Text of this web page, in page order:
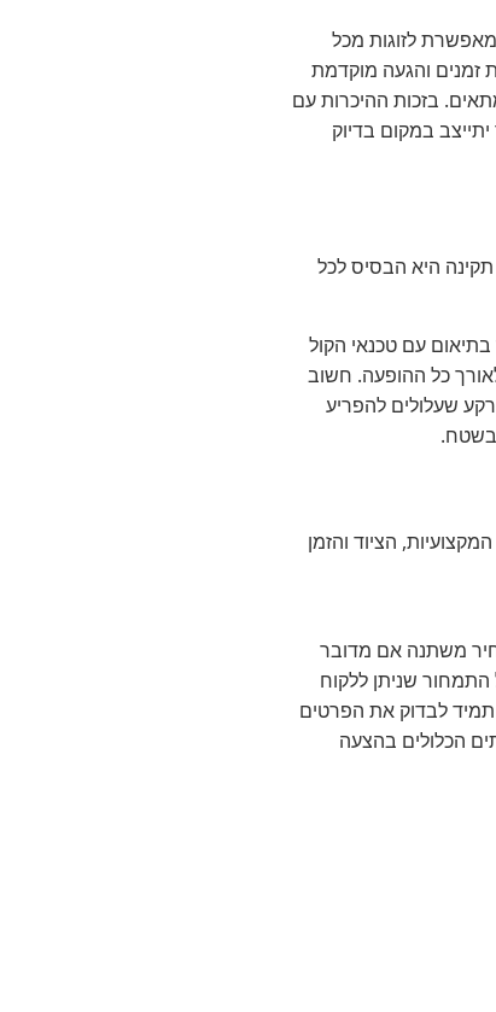
לזוגות מכל
זמנים והגעה מוקדמת
בזכות ההיכרות עם
במקום בדיוק
היא הבסיס לכל
בתיאום עם טכנאי הקול
לאורך כל ההופעה. חשוב
שעלולים להפריע
בשטח.
הציוד והזמן
משתנה אם מדובר
שניתן ללקוח
לבדוק את הפרטים
הכלולים בהצעה